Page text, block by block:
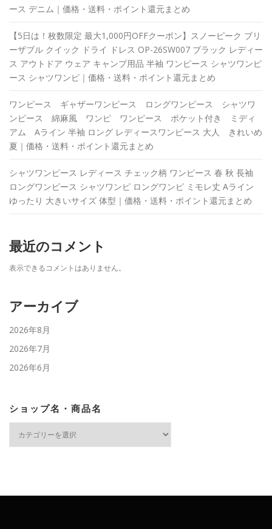
ース デニム｜価格・送料・ポイント還元まとめ
【5日は！枚数限定 最大1,000円OFFクーポン】スノーピーク ブリ
ーザブル クイック ドライ ドレス OP-26SW007 ブラック レディー
ス アウトドア ウェア キャンプ用品 半袖 ワンピース シャツワンピ
ース シャツワンピ｜価格・送料・ポイント還元まとめ
ワンピース ギャザーワンピース ロングワンピース シャツワ
ンピース 綿麻風 ワンピ ワンピース ポケット付き ミディ
アム Aライン 半袖 ロング レディースワンピース 大人 きれいめ
夏｜価格・送料・ポイント還元まとめ
シャツワンピース レディース チェック柄 ワンピース 春 秋 長袖
ロングワンピース シャツワンピ ロングワンピ ミモレ丈 Aライン
ゆったり 大きいサイズ 体型｜価格・送料・ポイント還元まとめ
最近のコメント
表示できるコメントはありません。
アーカイブ
2026年8月
2026年7月
2026年6月
ショップ名・商品名